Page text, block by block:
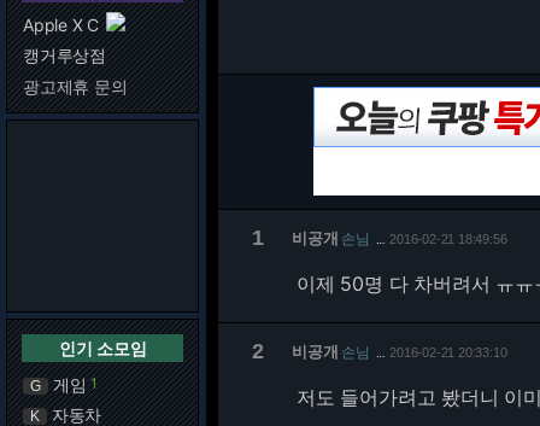
Apple X C
캥거루상점
광고제휴 문의
인기 소모임
G 게임 1
K 자동차
1 비공개 손님 2016-02-21 18:49:56
이제 50명 다 차버려서 ㅠㅠ
2 비공개 손님 2016-02-21 20:33:10
저도 들어가려고 봤더니 이